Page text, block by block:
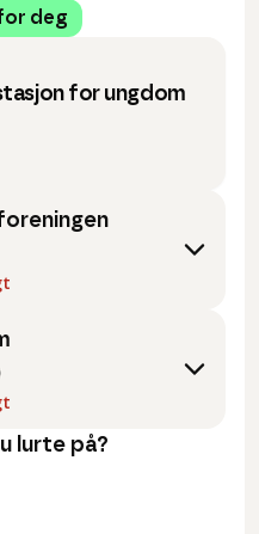
deg
for ungdom
lurte på?